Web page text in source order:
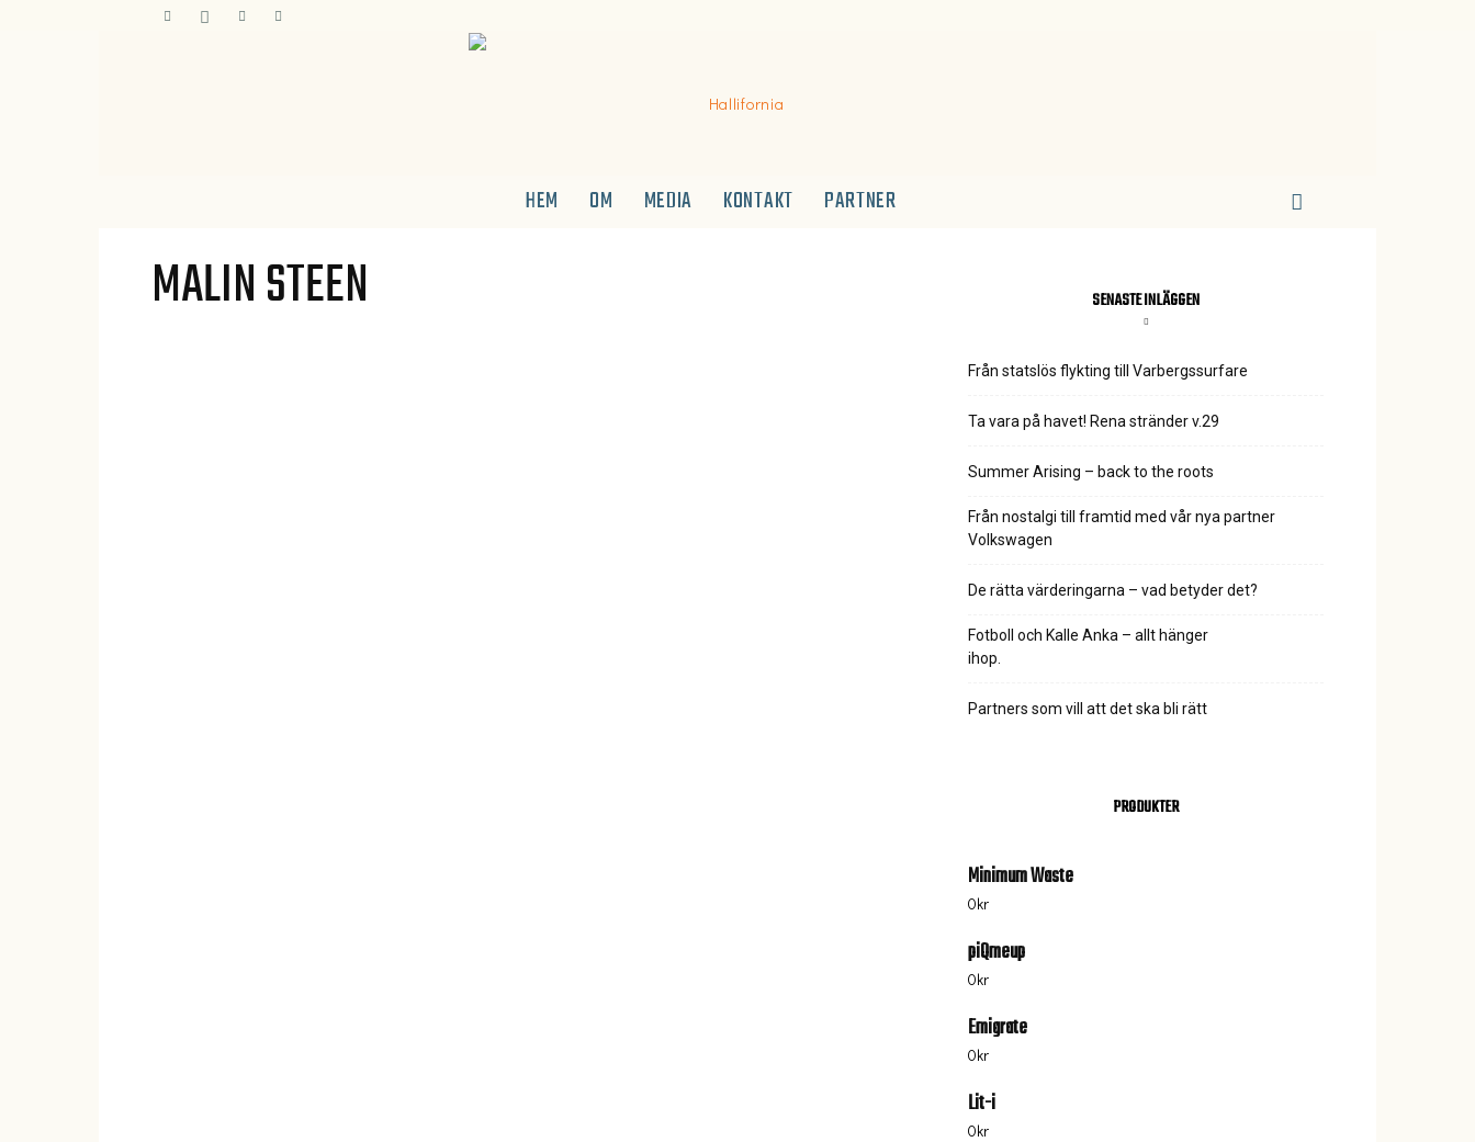
HEM OM MEDIA KONTAKT PARTNER
MALIN STEEN SENASTE INLÄGGEN
Från statslös flykting till Varbergssurfare
Ta vara på havet! Rena stränder v.29
Summer Arising – back to the roots
Från nostalgi till framtid med vår nya partner
Volkswagen
De rätta värderingarna – vad betyder det?
Fotboll och Kalle Anka – allt hänger
ihop.
Partners som vill att det ska bli rätt
PRODUKTER
Minimum Waste
0kr
piQmeup
0kr
Emigrate
0kr
Lit-i
0kr